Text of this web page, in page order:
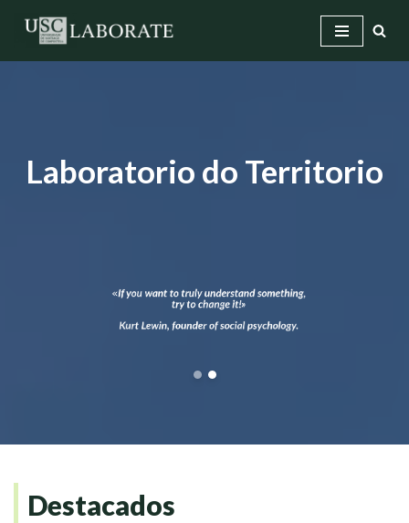
Saltar
Laboratorio do Territorio
Destacados